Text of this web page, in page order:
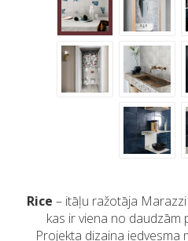
Rice – itāļu ražotāja
kas ir viena no daudzām
Projekta dizaina iedvesma